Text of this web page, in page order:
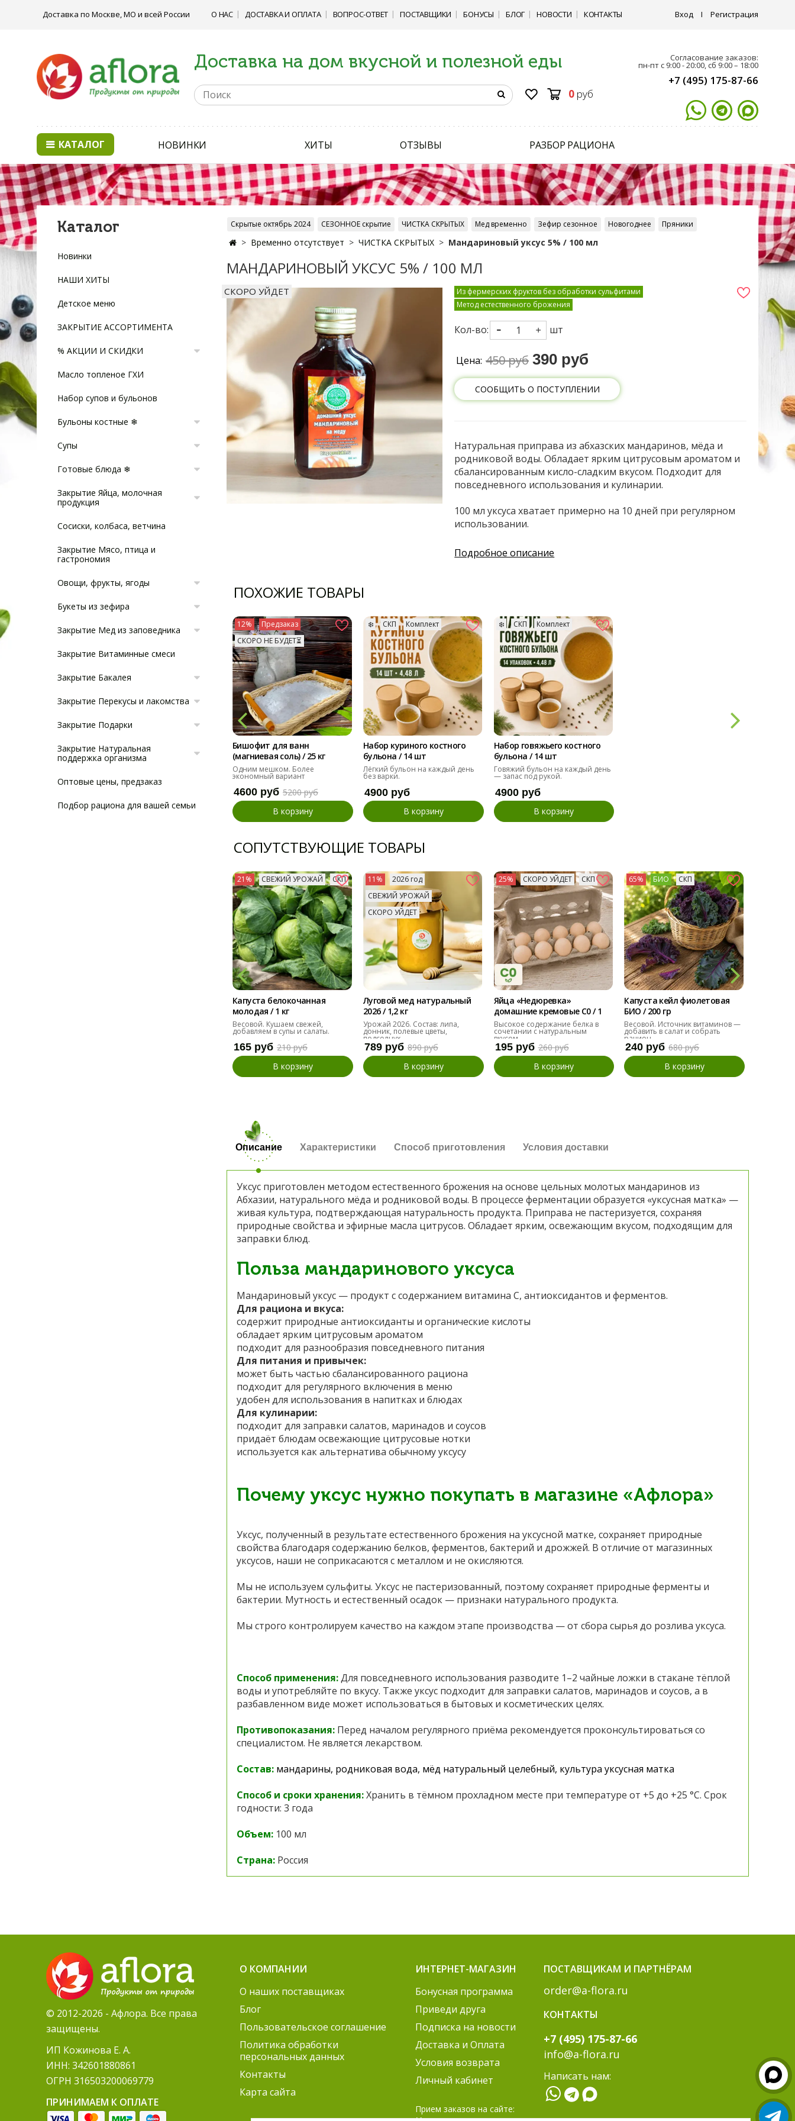
Доставка по Москве, МО и всей России О НАС ДОСТАВКА И ОПЛАТА ВОПРОС-ОТВЕТ ПОСТАВЩИКИ БОНУСЫ БЛОГ НОВОСТИ КОНТАКТЫ Вход I Регистрация
Доставка на дом вкусной и полезной еды
0 руб
Согласование заказов:
пн-пт с 9:00 - 20:00, сб 9:00 – 18:00
+7 (495) 175-87-66
КАТАЛОГ НОВИНКИ ХИТЫ ОТЗЫВЫ РАЗБОР РАЦИОНА
Скрытые октябрь 2024 СЕЗОННОЕ скрытие ЧИСТКА СКРЫТЫХ Мед временно Зефир сезонное Новогоднее Пряники
Временно отсутствует ЧИСТКА СКРЫТЫХ Мандариновый уксус 5% / 100 мл
МАНДАРИНОВЫЙ УКСУС 5% / 100 МЛ
СКОРО УЙДЕТ
Из фермерских фруктов без обработки сульфитами
Метод естественного брожения
Кол-во: шт
Цена: 450 руб 390 руб
СООБЩИТЬ О ПОСТУПЛЕНИИ
Натуральная приправа из абхазских мандаринов, мёда и
родниковой воды. Обладает ярким цитрусовым ароматом и
сбалансированным кисло-сладким вкусом. Подходит для
повседневного использования и кулинарии.
100 мл уксуса хватает примерно на 10 дней при регулярном
использовании.
Подробное описание
ПОХОЖИЕ ТОВАРЫ
12%
Предзаказ
СКОРО НЕ БУДЕТ⏳
Бишофит для ванн
(магниевая соль) / 25 кг
Одним мешком. Более
экономный вариант
4600 руб 5200 руб
В корзину
❄️ СКП Комплект
Набор куриного костного
бульона / 14 шт
Лёгкий бульон на каждый день
без варки.
4900 руб
В корзину
❄️ СКП Комплект
Набор говяжьего костного
бульона / 14 шт
Говяжий бульон на каждый день
— запас под рукой.
4900 руб
В корзину
СОПУТСТВУЮЩИЕ ТОВАРЫ
21% СВЕЖИЙ УРОЖАЙ СКП
Капуста белокочанная
молодая / 1 кг
Весовой. Кушаем свежей,
добавляем в супы и салаты.
165 руб 210 руб
В корзину
11%
2026 год
СВЕЖИЙ УРОЖАЙ
СКОРО УЙДЕТ
Луговой мед натуральный
2026 / 1,2 кг
Урожай 2026. Состав: липа,
донник, полевые цветы,
подсолнух
789 руб 890 руб
В корзину
25% СКОРО УЙДЕТ СКП
Яйца «Недюревка»
домашние кремовые С0 / 1
десяток
Высокое содержание белка в
сочетании с натуральным
вкусом.
195 руб 260 руб
В корзину
65% БИО СКП
Капуста кейл фиолетовая
БИО / 200 гр
Весовой. Источник витаминов —
добавить в салат и собрать
рацион.
240 руб 680 руб
В корзину
Описание
Уксус приготовлен методом естественного брожения на основе цельных молотых мандаринов из
Абхазии, натурального мёда и родниковой воды. В процессе ферментации образуется «уксусная матка» —
живая культура, подтверждающая натуральность продукта. Приправа не пастеризуется, сохраняя
природные свойства и эфирные масла цитрусов. Обладает ярким, освежающим вкусом, подходящим для
заправки блюд.
Польза мандаринового уксуса
Мандариновый уксус — продукт с содержанием витамина С, антиоксидантов и ферментов.
Для рациона и вкуса:
содержит природные антиоксиданты и органические кислоты
обладает ярким цитрусовым ароматом
подходит для разнообразия повседневного питания
Для питания и привычек:
может быть частью сбалансированного рациона
подходит для регулярного включения в меню
удобен для использования в напитках и блюдах
Для кулинарии:
подходит для заправки салатов, маринадов и соусов
придаёт блюдам освежающие цитрусовые нотки
используется как альтернатива обычному уксусу
Почему уксус нужно покупать в магазине «Афлора»
Уксус, полученный в результате естественного брожения на уксусной матке, сохраняет природные
свойства благодаря содержанию белков, ферментов, бактерий и дрожжей. В отличие от магазинных
уксусов, наши не соприкасаются с металлом и не окисляются.
Мы не используем сульфиты. Уксус не пастеризованный, поэтому сохраняет природные ферменты и
бактерии. Мутность и естественный осадок — признаки натурального продукта.
Мы строго контролируем качество на каждом этапе производства — от сбора сырья до розлива уксуса.
Способ применения:Для повседневного использования разводите 1–2 чайные ложки в стакане тёплой
воды и употребляйте по вкусу. Также уксус подходит для заправки салатов, маринадов и соусов, а в
разбавленном виде может использоваться в бытовых и косметических целях.
Противопоказания: Перед началом регулярного приёма рекомендуется проконсультироваться со
специалистом. Не является лекарством.
Состав: мандарины, родниковая вода, мёд натуральный целебный, культура уксусная матка
Способ и сроки хранения:Хранить в тёмном прохладном месте при температуре от +5 до +25 °C. Срок
годности: 3 года
Объем: 100 мл
Страна: Россия
Характеристики Способ приготовления Условия доставки
Каталог
Новинки
НАШИ ХИТЫ
Детское меню
ЗАКРЫТИЕ АССОРТИМЕНТА
% АКЦИИ И СКИДКИ
Масло топленое ГХИ
Набор супов и бульонов
Бульоны костные ❄
Супы
Готовые блюда ❄
Закрытие Яйца, молочная
продукция
Сосиски, колбаса, ветчина
Закрытие Мясо, птица и
гастрономия
Овощи, фрукты, ягоды
Букеты из зефира
Закрытие Мед из заповедника
Закрытие Витаминные смеси
Закрытие Бакалея
Закрытие Перекусы и лакомства
Закрытие Подарки
Закрытие Натуральная
поддержка организма
Оптовые цены, предзаказ
Подбор рациона для вашей семьи
© 2012-2026 - Афлора. Все права
защищены.
ИП Кожинова Е. А.
ИНН: 342601880861
ОГРН 316503200069779
ПРИНИМАЕМ К ОПЛАТЕ
О КОМПАНИИ
О наших поставщиках
Блог
Пользовательское соглашение
Политика обработки
персональных данных
Контакты
Карта сайта
ИНТЕРНЕТ-МАГАЗИН
Бонусная программа
Приведи друга
Подписка на новости
Доставка и Оплата
Условия возврата
Личный кабинет
Прием заказов на сайте:
ПОСТАВЩИКАМ И ПАРТНЁРАМ
order@a-flora.ru
КОНТАКТЫ
+7 (495) 175-87-66
info@a-flora.ru
Написать нам: